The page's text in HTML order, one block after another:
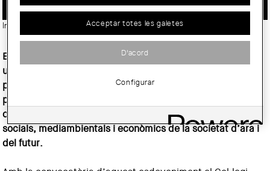
Imatge: © Col·legi d'Arquitectes de Catalunya (COAC)
El Col·legi d’Arquitectes de Catalunya organitza enguany
un Congrés d’Arquitectura que serà un espai de trobada
perquè els professionals, els ciutadans i les institucions
puguin avançar en un nou posicionament de l’arquitectura
que faci possible les millors respostes als nous reptes
socials, mediambientals i econòmics de la societat d’ara i
del futur.
Acceptar totes les galetes
D'acord
Configurar